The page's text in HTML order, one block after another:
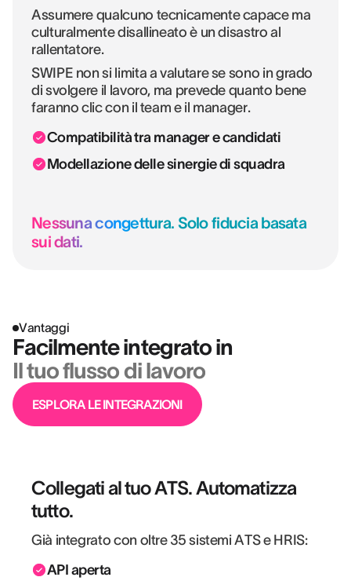
Assumere qualcuno tecnicamente capace ma
culturalmente disallineato è un disastro al
rallentatore.
SWIPE non si limita a valutare se sono in grado
di svolgere il lavoro, ma prevede quanto bene
faranno clic con il team e il manager.
Compatibilità tra manager e candidati
Modellazione delle sinergie di squadra
Nessuna congettura. Solo fiducia basata
sui dati.
Vantaggi
Facilmente integrato in
Il tuo flusso di lavoro
ESPLORA LE INTEGRAZIONI
Collegati al tuo ATS. Automatizza
tutto.
Già integrato con oltre 35 sistemi ATS e HRIS:
API aperta